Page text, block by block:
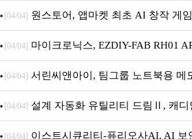
문 추가
[04/04] 원스토어, 앱마켓 최초 AI 창작 게
[04/04] 마이크로닉스, EZDIY-FAB RH01
시
[04/04] 서린씨앤아이, 팀그룹 노트북용 메
5600MHz 16GB 출시
[04/04] 설계 자동화 유틸리티 드림Ⅱ, 캐디
무상 배포
[04/04] 이스트시큐리티-퓨리오사AI, AI